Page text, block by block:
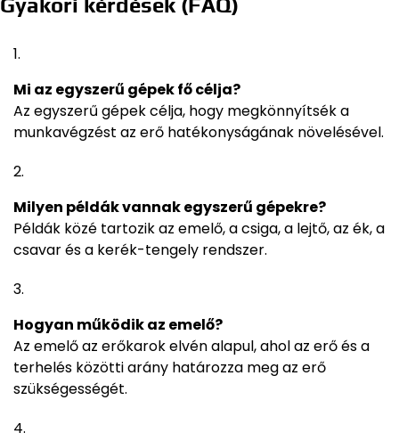
Gyakori kérdések (FAQ)
Mi az egyszerű gépek fő célja?
Az egyszerű gépek célja, hogy megkönnyítsék a
munkavégzést az erő hatékonyságának növelésével.
Milyen példák vannak egyszerű gépekre?
Példák közé tartozik az emelő, a csiga, a lejtő, az ék, a
csavar és a kerék-tengely rendszer.
Hogyan működik az emelő?
Az emelő az erőkarok elvén alapul, ahol az erő és a
terhelés közötti arány határozza meg az erő
szükségességét.